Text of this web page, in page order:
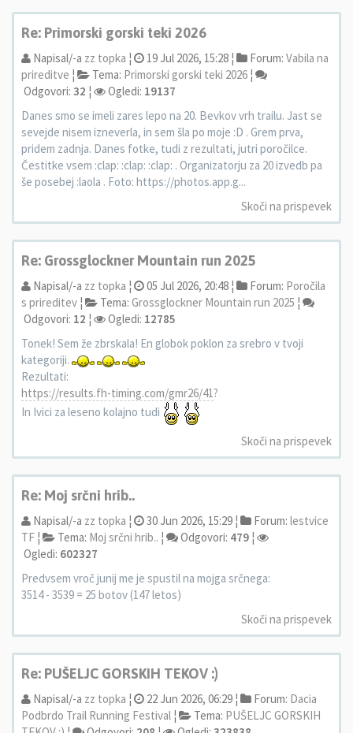
Re: Primorski gorski teki 2026
Napisal/-a zz topka ¦ 19 Jul 2026, 15:28 ¦ Forum: Vabila na
prireditve ¦ Tema: Primorski gorski teki 2026 ¦
Odgovori: 32 ¦ Ogledi: 19137
Danes smo se imeli zares lepo na 20. Bevkov vrh trailu. Jast se
sevejde nisem izneverla, in sem šla po moje :D . Grem prva,
pridem zadnja. Danes fotke, tudi z rezultati, jutri poročilce.
Čestitke vsem :clap: :clap: :clap: . Organizatorju za 20 izvedb pa
še posebej :laola . Foto: https://photos.app.g...
Skoči na prispevek
Re: Grossglockner Mountain run 2025
Napisal/-a zz topka ¦ 05 Jul 2026, 20:48 ¦ Forum: Poročila
s prireditev ¦ Tema: Grossglockner Mountain run 2025 ¦
Odgovori: 12 ¦ Ogledi: 12785
Tonek! Sem že zbrskala! En globok poklon za srebro v tvoji
kategoriji.
Rezultati:
https://results.fh-timing.com/gmr26/41?
In Ivici za leseno kolajno tudi
Skoči na prispevek
Re: Moj srčni hrib..
Napisal/-a zz topka ¦ 30 Jun 2026, 15:29 ¦ Forum: lestvice
TF ¦ Tema: Moj srčni hrib.. ¦ Odgovori: 479 ¦
Ogledi: 602327
Predvsem vroč junij me je spustil na mojga srčnega:
3514 - 3539 = 25 botov (147 letos)
Skoči na prispevek
Re: PUŠELJC GORSKIH TEKOV :)
Napisal/-a zz topka ¦ 22 Jun 2026, 06:29 ¦ Forum: Dacia
Podbrdo Trail Running Festival ¦ Tema: PUŠELJC GORSKIH